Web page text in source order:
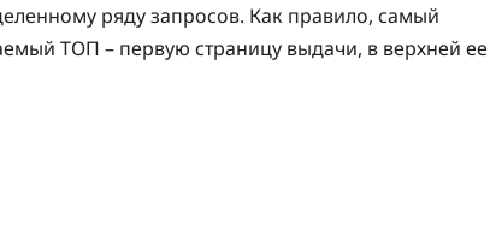
ряду запросов. Как правило, самый
ТОП – первую страницу выдачи, в верхней ее